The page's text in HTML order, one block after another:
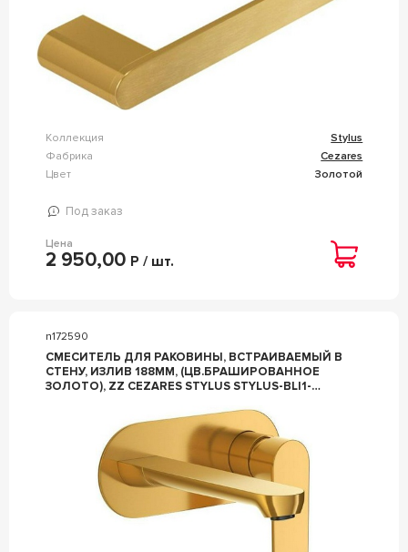
Коллекция
Stylus
Фабрика
Cezares
Цвет
Золотой
Под заказ
Цена
2 950,00 Р / шт.
n172590
СМЕСИТЕЛЬ ДЛЯ РАКОВИНЫ, ВСТРАИВАЕМЫЙ В
СТЕНУ, ИЗЛИВ 188ММ, (ЦВ.БРАШИРОВАННОЕ
ЗОЛОТО), ZZ CEZARES STYLUS STYLUS-BLI1-